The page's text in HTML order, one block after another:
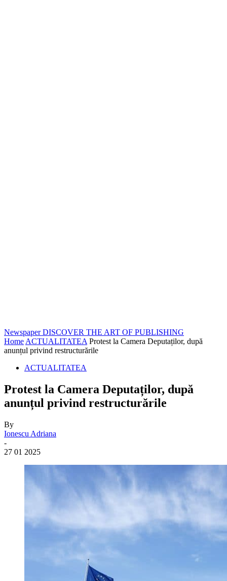
Newspaper DISCOVER THE ART OF PUBLISHING
Home ACTUALITATEA Protest la Camera Deputaților, după
anunțul privind restructurările
ACTUALITATEA
Protest la Camera Deputaților, după
anunțul privind restructurările
By
Ionescu Adriana
-
27 01 2025